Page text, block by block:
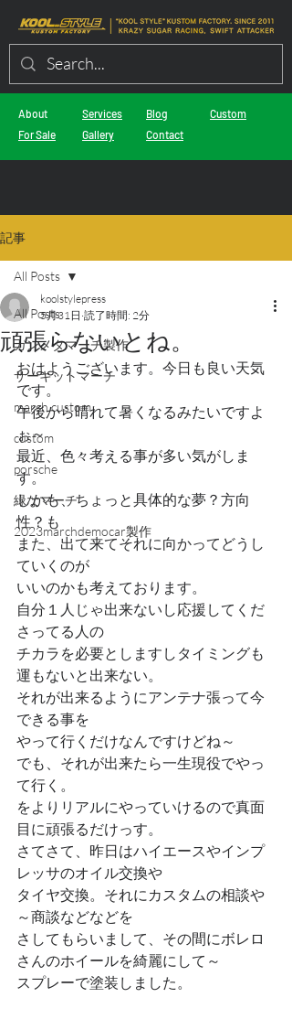
About
For Sale
Services
Gallery
Blog
Contact
Custom
記事
All Posts
ガンメタマーチ製作
サーキットマーチ
march custom
custom
porsche
緑なマーチ
2023marchdemocar製作
All Posts
頑張らないとね。
koolstylepress
5月31日 読了時間: 2分
おはようございます。今日も良い天気
です。
午後から晴れて暑くなるみたいですよ
ぉ～
最近、色々考える事が多い気がしま
す。
しかも、ちょっと具体的な夢？方向
性？も
また、出て来てそれに向かってどうし
ていくのが
いいのかも考えております。
自分１人じゃ出来ないし応援してくだ
さってる人の
チカラを必要としますしタイミングも
運もないと出来ない。
それが出来るようにアンテナ張って今
できる事を
やって行くだけなんですけどね～
でも、それが出来たら一生現役でやっ
て行く。
をよりリアルにやっていけるので真面
目に頑張るだけっす。
さてさて、昨日はハイエースやインプ
レッサのオイル交換や
タイヤ交換。それにカスタムの相談や
～商談などなどを
さしてもらいまして、その間にボレロ
さんのホイールを綺麗にして～
スプレーで塗装しました。